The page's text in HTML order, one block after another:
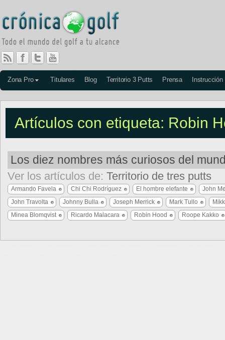
Zona Pro Titulares Blog Territorio 3 Putts Prensa Instrucción
Artículos con etiqueta: Robin
Los diez nombres más curiosos del
Ver los artículos de: Territorio de tres putts
Armando Favela Chi Chi Rodríguez El hombre elefante
John
John Travolta
Johnny Bulla Joseph Merrick Mark Tullo
Minea Blomqvist
Ricardo Malacara Robin Hood Roope Kakko